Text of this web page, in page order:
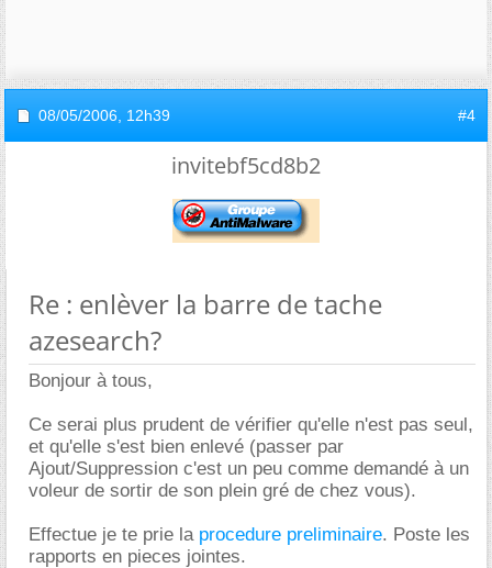
08/05/2006, 12h39 #4
invitebf5cd8b2
Re : enlèver la barre de tache
azesearch?
Bonjour à tous,
Ce serai plus prudent de vérifier qu'elle n'est pas seul,
et qu'elle s'est bien enlevé (passer par
Ajout/Suppression c'est un peu comme demandé à un
voleur de sortir de son plein gré de chez vous).
Effectue je te prie la procedure preliminaire. Poste les
rapports en pieces jointes.